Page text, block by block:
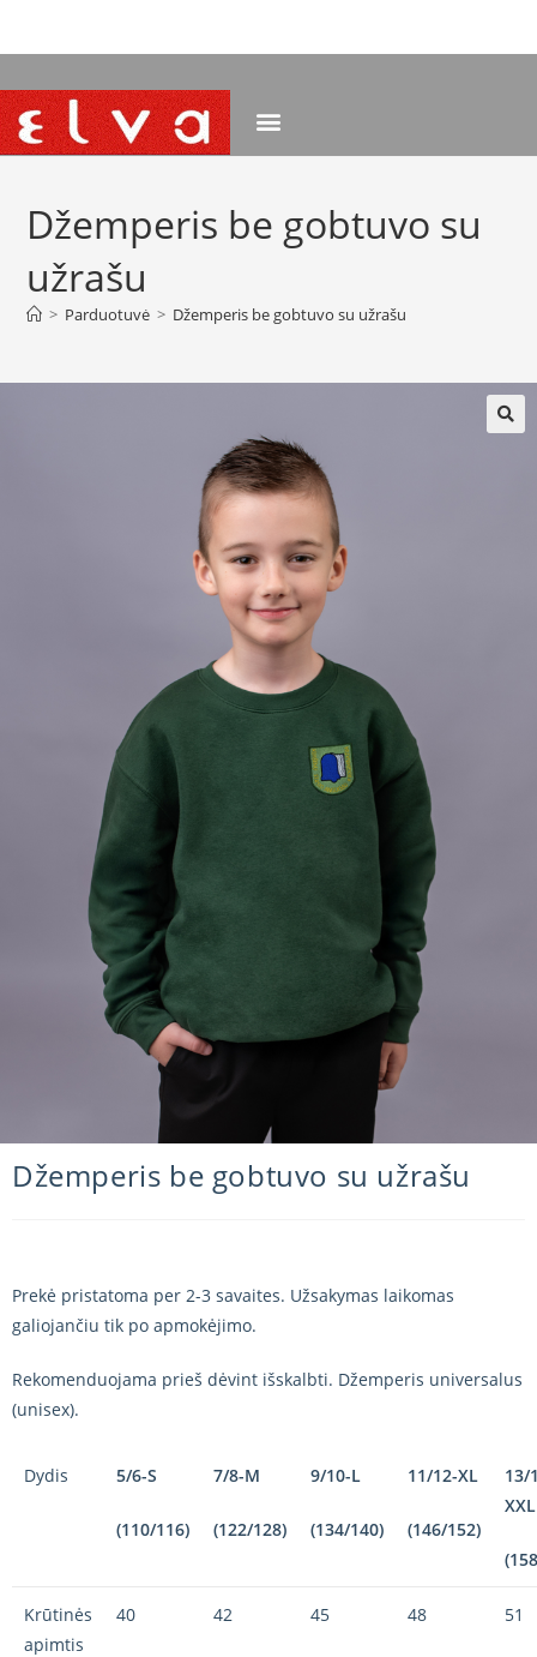
Džemperis be gobtuvo su
užrašu
> Parduotuvė > Džemperis be gobtuvo su užrašu
Džemperis be gobtuvo su užrašu
Prekė pristatoma per 2-3 savaites. Užsakymas laikomas
galiojančiu tik po apmokėjimo.
Rekomenduojama prieš dėvint išskalbti. Džemperis universalus
(unisex).
Dydis 5/6-S
(110/116)
7/8-M
(122/128)
9/10-L
(134/140)
11/12-XL
(146/152)
13/
XXL
Krūtinės
apimtis
40 42 45 48 51